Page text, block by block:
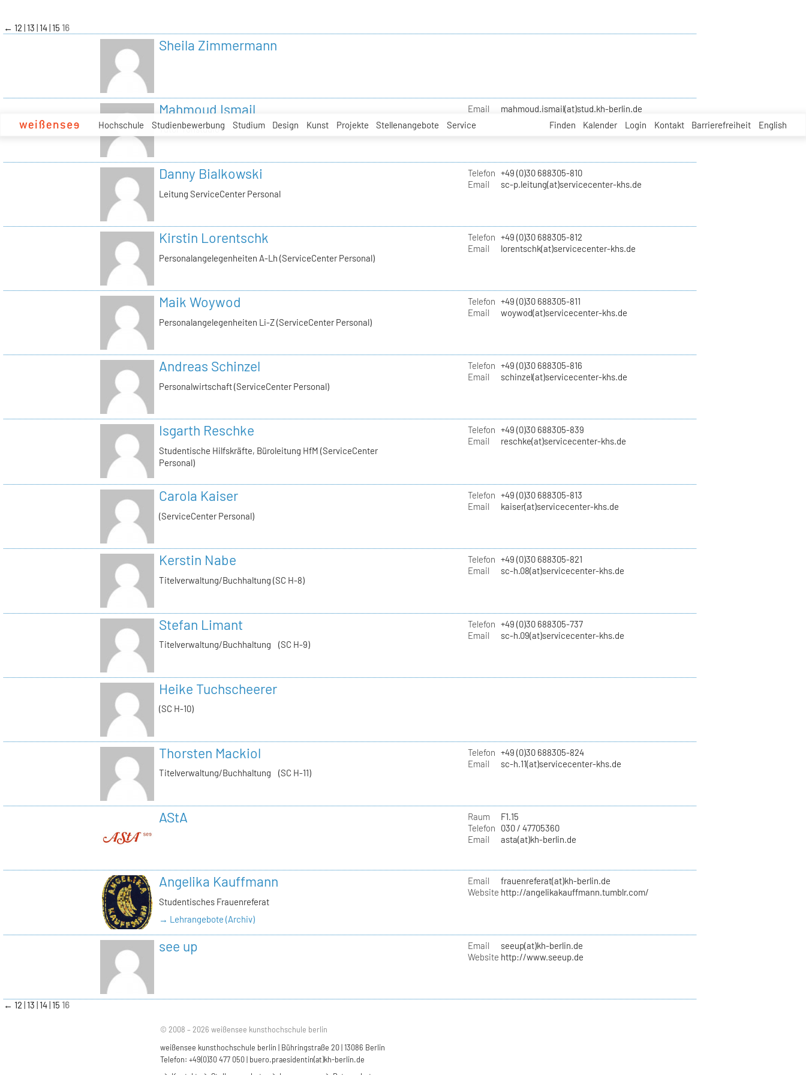
Hochschule Studienbewerbung Studium Design Kunst Projekte Stellenangebote Service Finden Kalender Login Kontakt Barrierefreiheit English
← 12 13 14 15 16
Sheila Zimmermann
Mahmoud Ismail
Tutor Tonstudio
Email mahmoud.ismail(at)stud.kh-berlin.de
Danny Bialkowski
Leitung ServiceCenter Personal
Telefon +49 (0)30 688305-810
Email
sc-p.leitung(at)servicecenter-khs.de
Kirstin Lorentschk
Personalangelegenheiten A-Lh (ServiceCenter Personal)
Telefon +49 (0)30 688305-812
Email
lorentschk(at)servicecenter-khs.de
Maik Woywod
Personalangelegenheiten Li-Z (ServiceCenter Personal)
Telefon +49 (0)30 688305-811
Email
woywod(at)servicecenter-khs.de
Andreas Schinzel
Personalwirtschaft (ServiceCenter Personal)
Telefon +49 (0)30 688305-816
Email
schinzel(at)servicecenter-khs.de
Isgarth Reschke
Studentische Hilfskräfte, Büroleitung HfM (ServiceCenter
Personal)
Telefon +49 (0)30 688305-839
Email
reschke(at)servicecenter-khs.de
Carola Kaiser
(ServiceCenter Personal)
Telefon +49 (0)30 688305-813
Email
kaiser(at)servicecenter-khs.de
Kerstin Nabe
Titelverwaltung/Buchhaltung (SC H-8)
Telefon +49 (0)30 688305-821
Email
sc-h.08(at)servicecenter-khs.de
Stefan Limant
Titelverwaltung/Buchhaltung (SC H-9)
Telefon +49 (0)30 688305-737
Email
sc-h.09(at)servicecenter-khs.de
Heike Tuchscheerer
(SC H-10)
Thorsten Mackiol
Titelverwaltung/Buchhaltung (SC H-11)
Telefon +49 (0)30 688305-824
Email
sc-h.11(at)servicecenter-khs.de
AStA Raum
F1.15
Telefon
030 / 47705360
Email
asta(at)kh-berlin.de
Angelika Kauffmann
Studentisches Frauenreferat
→ Lehrangebote (Archiv)
Email
frauenreferat(at)kh-berlin.de
Website http://angelikakauffmann.tumblr.com/
see up Email
seeup(at)kh-berlin.de
Website http://www.seeup.de
← 12 13 14 15 16
© 2008 – 2026 weißensee kunsthochschule berlin
weißensee kunsthochschule berlin | Bühringstraße 20 | 13086 Berlin
Telefon: +49(0)30 477 050 | buero.praesidentin(at)kh-berlin.de